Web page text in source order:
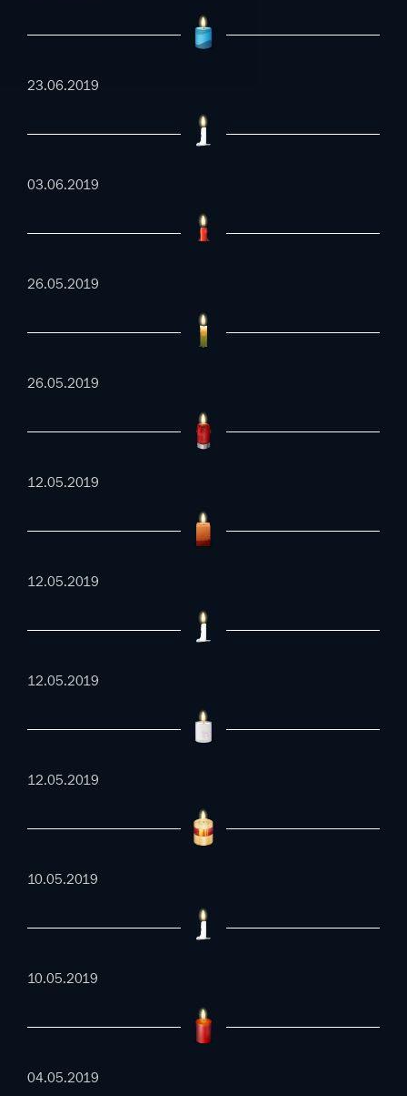
23.06.2019
03.06.2019
26.05.2019
26.05.2019
12.05.2019
12.05.2019
12.05.2019
12.05.2019
10.05.2019
10.05.2019
04.05.2019